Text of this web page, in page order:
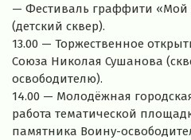
— Фестиваль граффити
(детский сквер).
13.00 — Торжественное
Союза Николая Сушанова
освободителю).
14.00 — Молодёжная
работа тематической
памятника Воину-